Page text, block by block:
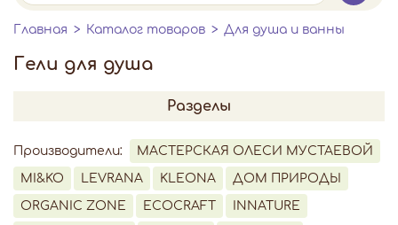
Главная Каталог товаров Для душа и ванны
Гели для душа
Разделы
Производители: МАСТЕРСКАЯ ОЛЕСИ МУСТАЕВОЙ
MI&KO LEVRANA KLEONA ДОМ ПРИРОДЫ
ORGANIC ZONE ECOCRAFT INNATURE